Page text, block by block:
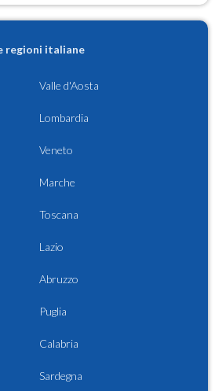
regioni italiane
Valle d'Aosta
Lombardia
Veneto
Marche
Toscana
Lazio
Abruzzo
Puglia
Calabria
Sardegna